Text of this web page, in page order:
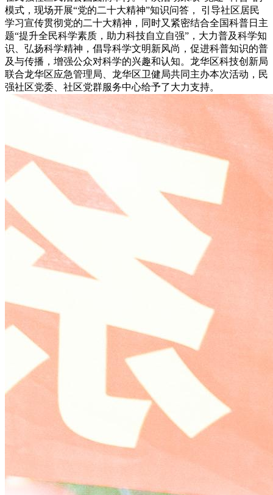
模式，现场开展“党的二十大精神”知识问答， 引导社区居民
学习宣传贯彻党的二十大精神，同时又紧密结合全国科普日主
题“提升全民科学素质，助力科技自立自强”，大力普及科学知
识、弘扬科学精神，倡导科学文明新风尚，促进科普知识的普
及与传播，增强公众对科学的兴趣和认知。龙华区科技创新局
联合龙华区应急管理局、龙华区卫健局共同主办本次活动，民
强社区党委、社区党群服务中心给予了大力支持。